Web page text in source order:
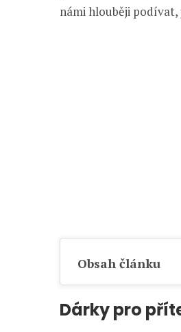
námi hlouběji
Obsah článku
Dárky pro